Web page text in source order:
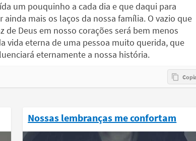
um pouquinho a cada dia e que daqui para
mais os laços da nossa família. O vazio que
Deus em nosso corações será bem menos
vida eterna de uma pessoa muito querida, que
eternamente a nossa história.
Nossas lembranças me confortam